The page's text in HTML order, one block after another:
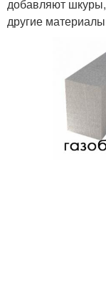
добавляют
другие